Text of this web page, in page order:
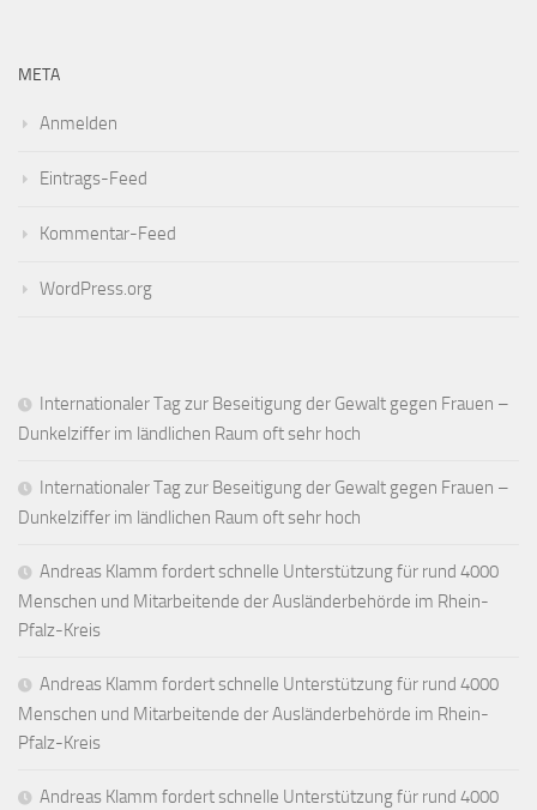
META
Anmelden
Eintrags-Feed
Kommentar-Feed
WordPress.org
Internationaler Tag zur Beseitigung der Gewalt gegen Frauen –
Dunkelziffer im ländlichen Raum oft sehr hoch
Internationaler Tag zur Beseitigung der Gewalt gegen Frauen –
Dunkelziffer im ländlichen Raum oft sehr hoch
Andreas Klamm fordert schnelle Unterstützung für rund 4000
Menschen und Mitarbeitende der Ausländerbehörde im Rhein-
Pfalz-Kreis
Andreas Klamm fordert schnelle Unterstützung für rund 4000
Menschen und Mitarbeitende der Ausländerbehörde im Rhein-
Pfalz-Kreis
Andreas Klamm fordert schnelle Unterstützung für rund 4000